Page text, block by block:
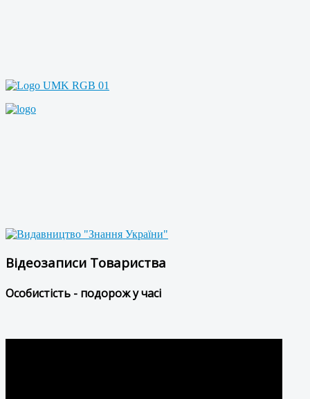
Відеозаписи Товариства
Особистість - подорож у часі